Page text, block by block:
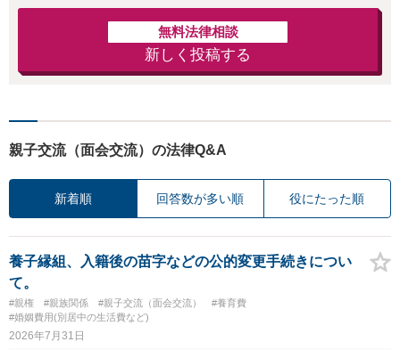
無料法律相談
新しく投稿する
親子交流（面会交流）の法律Q&A
新着順 回答数が多い順 役にたった順
養子縁組、入籍後の苗字などの公的変更手続きについ
て。
#親権 #親族関係 #親子交流（面会交流）
#養育費
#婚姻費用(別居中の生活費など)
2026年7月31日